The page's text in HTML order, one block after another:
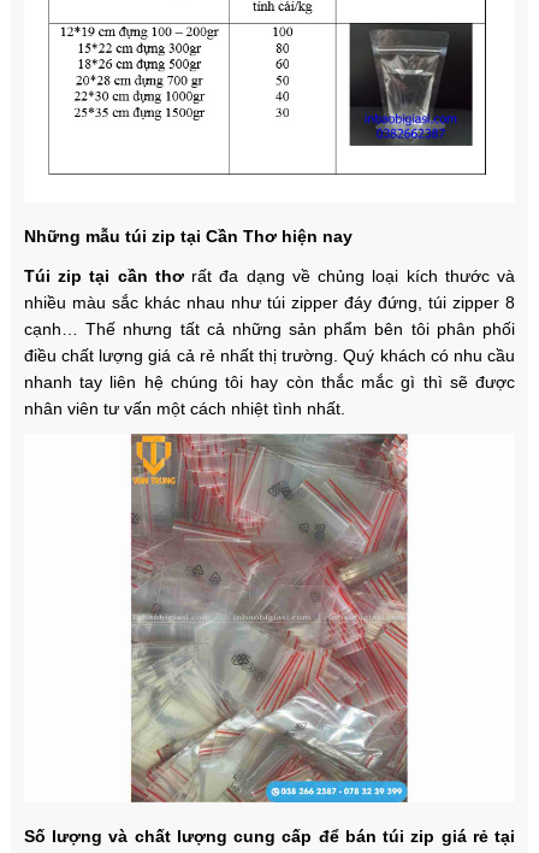
Những mẫu túi zip tại Cần Thơ hiện nay
Túi zip tại cần thơrất đa dạng về chủng loại kích thước và
nhiều màu sắc khác nhau như túi zipper đáy đứng, túi zipper 8
cạnh… Thế nhưng tất cả những sản phẩm bên tôi phân phối
điều chất lượng giá cả rẻ nhất thị trường. Quý khách có nhu cầu
nhanh tay liên hệ chúng tôi hay còn thắc mắc gì thì sẽ được
nhân viên tư vấn một cách nhiệt tình nhất.
Số lượng và chất lượng cung cấp để bán túi zip giá rẻ tại